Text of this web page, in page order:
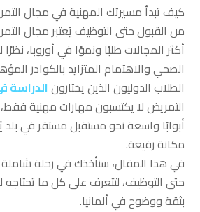
كيف تبدأ مسيرتك المهنية في مجال
من القبول حتى التوظيف يُعتبر مجال
أكثر المجالات طلبًا ونموًا في أوروبا، نظرًا
الصحي والاهتمام المتزايد بالكوادر
الطلاب الدوليون الذين يختارونالدراسة
التمريض لا يكتسبون مهارات مهنية
أبوابًا واسعة نحو مستقبل مستقر في بلد
مكانة رفيعة.
في هذا المقال، سنأخذك في رحلة
حتى التوظيف، لتتعرف على كل ما تحتاجه
بثقة ووضوح في ألمانيا.